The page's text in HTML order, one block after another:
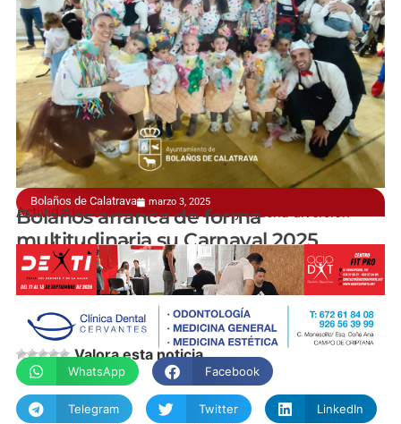
Bolaños de Calatrava marzo 3, 2025
Actividades con música, disfraces y mucha diversión
Bolaños arranca de forma
multitudinaria su Carnaval 2025
manchainformacion.com
Valora esta noticia
WhatsApp Facebook
Telegram Twitter LinkedIn